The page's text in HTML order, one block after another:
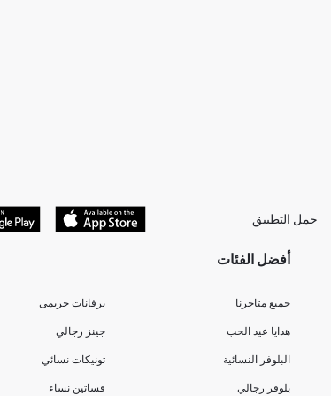
حمل التطبيق
أفضل الفئات
جميع متاجرنا
هدايا عيد الحب
البلوفر النسائية
بلوفر رجالي
برفانات حريمى
جينز رجالي
تونيكات نسائي
فساتين نساء